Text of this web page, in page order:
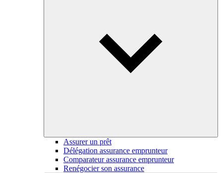
Assurer un prêt
Délégation assurance emprunteur
Comparateur assurance emprunteur
Renégocier son assurance